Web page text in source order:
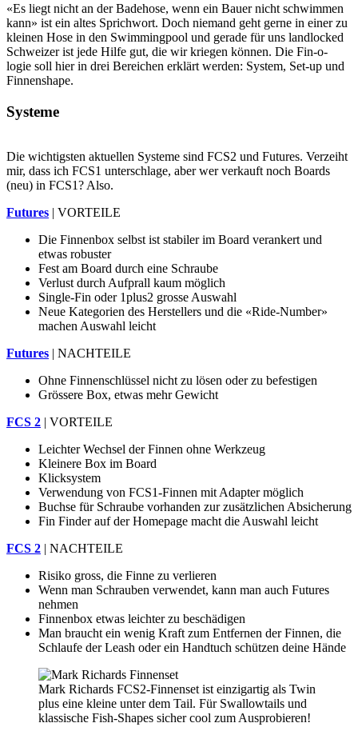
«Es liegt nicht an der Badehose, wenn ein Bauer nicht schwimmen
kann» ist ein altes Sprichwort. Doch niemand geht gerne in einer zu
kleinen Hose in den Swimmingpool und gerade für uns landlocked
Schweizer ist jede Hilfe gut, die wir kriegen können. Die Fin-o-
logie soll hier in drei Bereichen erklärt werden: System, Set-up und
Finnenshape.
Systeme
Die wichtigsten aktuellen Systeme sind FCS2 und Futures. Verzeiht
mir, dass ich FCS1 unterschlage, aber wer verkauft noch Boards
(neu) in FCS1? Also.
Futures | VORTEILE
Die Finnenbox selbst ist stabiler im Board verankert und
etwas robuster
Fest am Board durch eine Schraube
Verlust durch Aufprall kaum möglich
Single-Fin oder 1plus2 grosse Auswahl
Neue Kategorien des Herstellers und die «Ride-Number»
machen Auswahl leicht
Futures | NACHTEILE
Ohne Finnenschlüssel nicht zu lösen oder zu befestigen
Grössere Box, etwas mehr Gewicht
FCS 2 | VORTEILE
Leichter Wechsel der Finnen ohne Werkzeug
Kleinere Box im Board
Klicksystem
Verwendung von FCS1-Finnen mit Adapter möglich
Buchse für Schraube vorhanden zur zusätzlichen Absicherung
Fin Finder auf der Homepage macht die Auswahl leicht
FCS 2 | NACHTEILE
Risiko gross, die Finne zu verlieren
Wenn man Schrauben verwendet, kann man auch Futures
nehmen
Finnenbox etwas leichter zu beschädigen
Man braucht ein wenig Kraft zum Entfernen der Finnen, die
Schlaufe der Leash oder ein Handtuch schützen deine Hände
Mark Richards FCS2-Finnenset ist einzigartig als Twin
plus eine kleine unter dem Tail. Für Swallowtails und
klassische Fish-Shapes sicher cool zum Ausprobieren!